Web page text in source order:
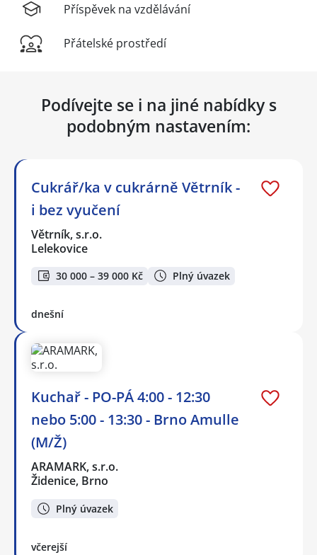
Příspěvek na vzdělávání
Přátelské prostředí
Podívejte se i na jiné nabídky s
podobným nastavením:
Cukrář/ka v cukrárně Větrník -
i bez vyučení
Větrník, s.r.o.
Lelekovice
30 000 – 39 000 Kč Plný úvazek
dnešní
Kuchař - PO-PÁ 4:00 - 12:30
nebo 5:00 - 13:30 - Brno Amulle
(M/Ž)
ARAMARK, s.r.o.
Židenice, Brno
Plný úvazek
včerejší